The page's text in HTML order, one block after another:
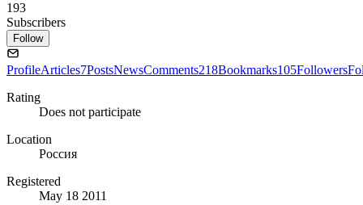
193
Subscribers
Follow
ProfileArticles7PostsNewsComments218Bookmarks105Followers
Rating
Does not participate
Location
Россия
Registered
May 18 2011